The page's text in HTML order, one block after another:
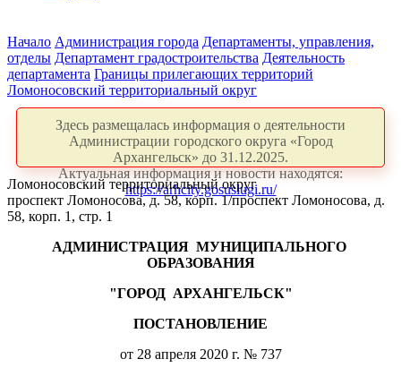
Начало Администрация города Департаменты, управления,
отделы Департамент градостроительства Деятельность
департамента Границы прилегающих территорий
Ломоносовский территориальный округ
Здесь размещалась информация о деятельности
Администрации городского округа «Город
Архангельск» до 31.12.2025.
Актуальная информация и новости находятся:
https://arhcity.gosuslugi.ru/
Ломоносовский территориальный округ
проспект Ломоносова, д. 58, корп. 1/проспект Ломоносова, д.
58, корп. 1, стр. 1
АДМИНИСТРАЦИЯ МУНИЦИПАЛЬНОГО
ОБРАЗОВАНИЯ
"ГОРОД АРХАНГЕЛЬСК"
ПОСТАНОВЛЕНИЕ
от 28 апреля 2020 г. № 737